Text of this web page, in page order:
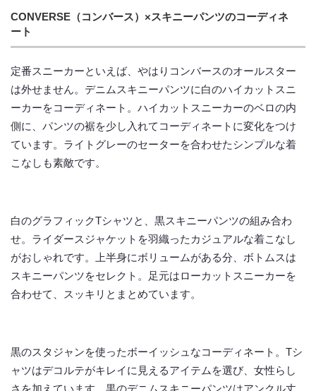
CONVERSE（コンバース）×スキニーパンツのコーディネ
ート
定番スニーカーといえば、やはりコンバースのオールスター
は外せません。デニムスキニーパンツに白のハイカットスニ
ーカーをコーディネート。ハイカットスニーカーのベロの内
側に、パンツの裾を少し入れてコーディネートに変化をつけ
ています。ライトグレーのセーターを合わせたシンプルな着
こなしも素敵です。
白のグラフィックTシャツと、黒スキニーパンツの組み合わ
せ。ライダースジャケットを羽織ったカジュアルな着こなし
がおしゃれです。上半身にボリュームがある分、ボトムスは
スキニーパンツをセレクト。足元はローカットスニーカーを
合わせて、スッキリとまとめています。
黒のスタジャンを使ったボーイッシュなコーディネート。Tシ
ャツはデコルテがキレイに見えるアイテムを選び、女性らし